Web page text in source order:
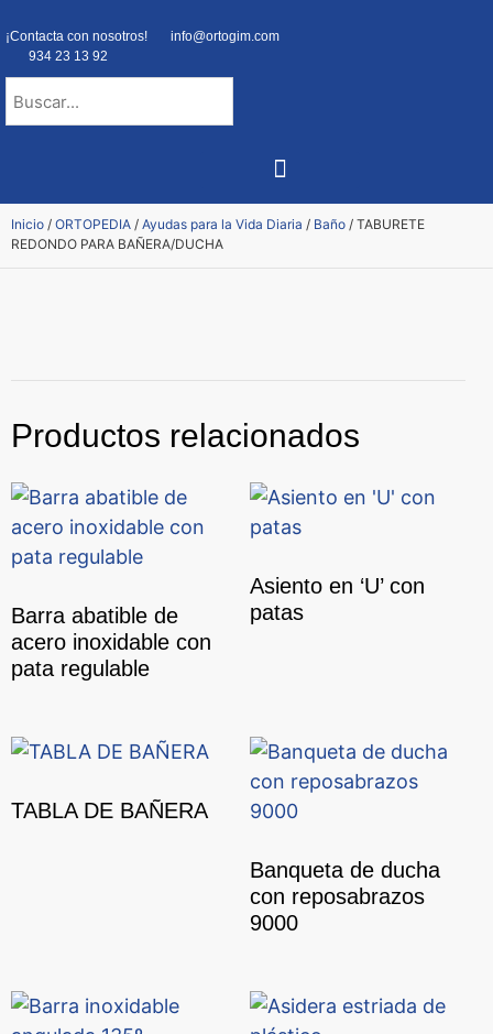
¡Contacta con nosotros!
info@ortogim.com
934 23 13 92
Inicio / ORTOPEDIA / Ayudas para la Vida Diaria / Baño / TABURETE
REDONDO PARA BAÑERA/DUCHA
Productos relacionados
Barra abatible de
acero inoxidable con
pata regulable
Asiento en ‘U’ con
patas
TABLA DE BAÑERA
Banqueta de ducha
con reposabrazos
9000